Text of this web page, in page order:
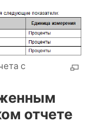
с
отчете